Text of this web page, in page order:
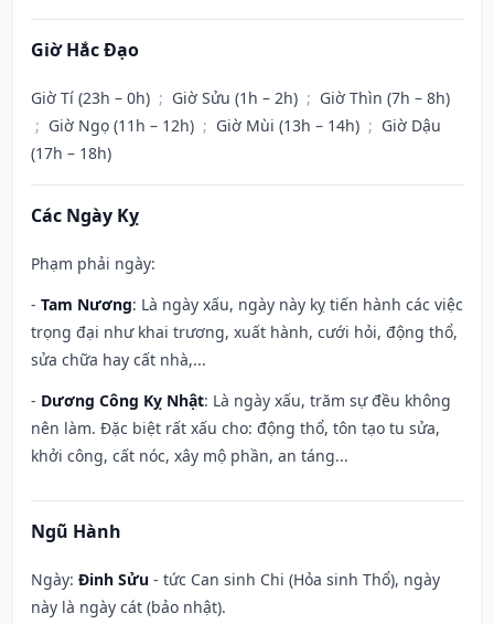
Giờ Hắc Đạo
Giờ Tí (23h – 0h) ; Giờ Sửu (1h – 2h) ; Giờ Thìn (7h – 8h)
; Giờ Ngọ (11h – 12h) ; Giờ Mùi (13h – 14h) ; Giờ Dậu
(17h – 18h)
Các Ngày Kỵ
Phạm phải ngày:
- Tam Nương: Là ngày xấu, ngày này kỵ tiến hành các việc
trọng đại như khai trương, xuất hành, cưới hỏi, động thổ,
sửa chữa hay cất nhà,...
- Dương Công Kỵ Nhật: Là ngày xấu, trăm sự đều không
nên làm. Đặc biệt rất xấu cho: động thổ, tôn tạo tu sửa,
khởi công, cất nóc, xây mộ phần, an táng...
Ngũ Hành
Ngày: Đinh Sửu - tức Can sinh Chi (Hỏa sinh Thổ), ngày
này là ngày cát (bảo nhật).